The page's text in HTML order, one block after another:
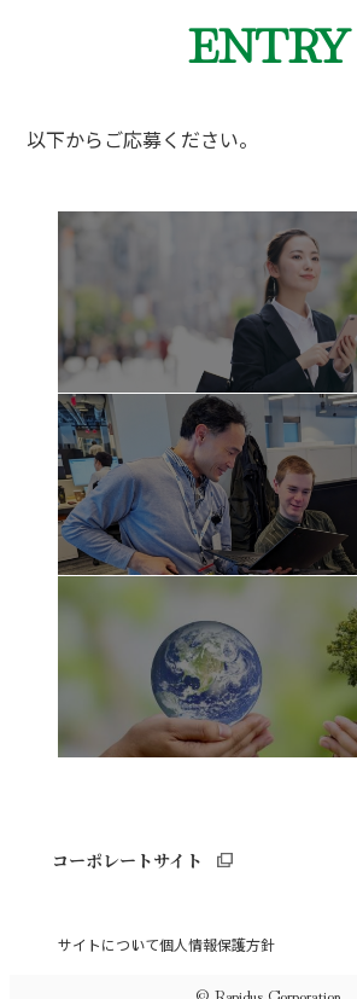
ENTRY
以下からご応募ください。
New graduates
新卒採用
Experienced
キャリア採用
People with disabilities
コーポレートサイト
サイトについて個人情報保護方針
© Rapidus Corporation.